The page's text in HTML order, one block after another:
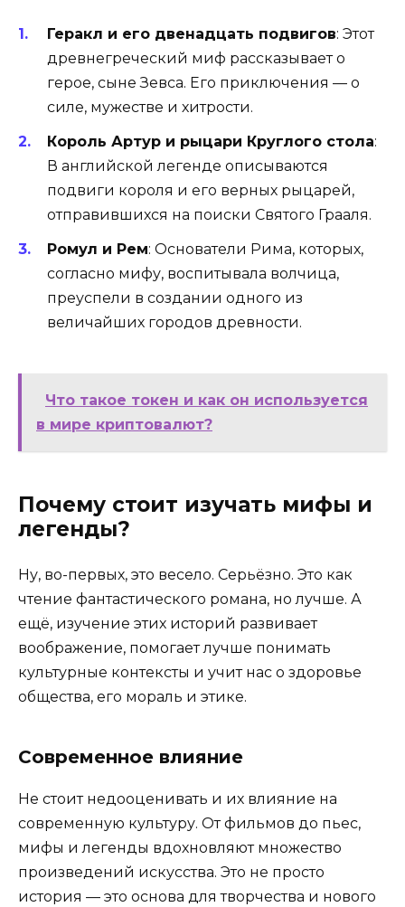
Геракл и его двенадцать подвигов: Этот
древнегреческий миф рассказывает о
герое, сыне Зевса. Его приключения — о
силе, мужестве и хитрости.
Король Артур и рыцари Круглого стола:
В английской легенде описываются
подвиги короля и его верных рыцарей,
отправившихся на поиски Святого Грааля.
Ромул и Рем: Основатели Рима, которых,
согласно мифу, воспитывала волчица,
преуспели в создании одного из
величайших городов древности.
Что такое токен и как он используется
в мире криптовалют?
Почему стоит изучать мифы и
легенды?
Ну, во-первых, это весело. Серьёзно. Это как
чтение фантастического романа, но лучше. А
ещё, изучение этих историй развивает
воображение, помогает лучше понимать
культурные контексты и учит нас о здоровье
общества, его мораль и этике.
Современное влияние
Не стоит недооценивать и их влияние на
современную культуру. От фильмов до пьес,
мифы и легенды вдохновляют множество
произведений искусства. Это не просто
история — это основа для творчества и нового